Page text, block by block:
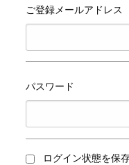
ご登録メールアドレス
パスワード
ログイン状態を保